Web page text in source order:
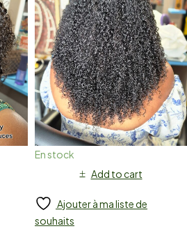
En stock
Add to cart
Ajouter à ma liste de
souhaits